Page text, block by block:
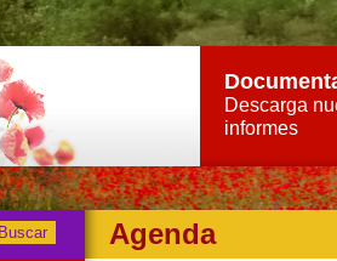
Descarga
informes
Agenda